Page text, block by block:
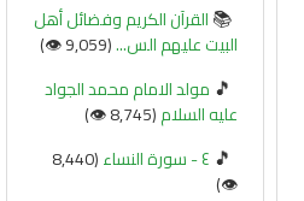
📚القرآن الكريم وفضائل أهل
البيت عليهم الس...(9,059 👁️)
🎵 مولد الامام محمد الجواد
عليه السلام(8,745 👁️)
🎵 ٤ - سورة النساء
(8,440
👁️)